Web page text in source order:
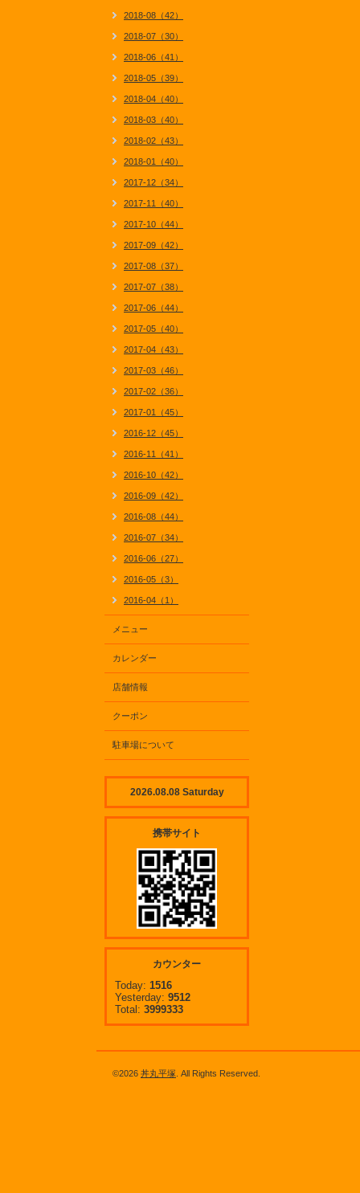
2018-08（42）
2018-07（30）
2018-06（41）
2018-05（39）
2018-04（40）
2018-03（40）
2018-02（43）
2018-01（40）
2017-12（34）
2017-11（40）
2017-10（44）
2017-09（42）
2017-08（37）
2017-07（38）
2017-06（44）
2017-05（40）
2017-04（43）
2017-03（46）
2017-02（36）
2017-01（45）
2016-12（45）
2016-11（41）
2016-10（42）
2016-09（42）
2016-08（44）
2016-07（34）
2016-06（27）
2016-05（3）
2016-04（1）
メニュー
カレンダー
店舗情報
クーポン
駐車場について
2026.08.08 Saturday
携帯サイト
カウンター
Today: 1516
Yesterday: 9512
Total: 3999333
©2026 丼丸平塚 . All Rights Reserved.